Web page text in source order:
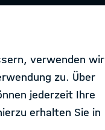
verwenden wir
zu. Über
jederzeit Ihre
erhalten Sie in